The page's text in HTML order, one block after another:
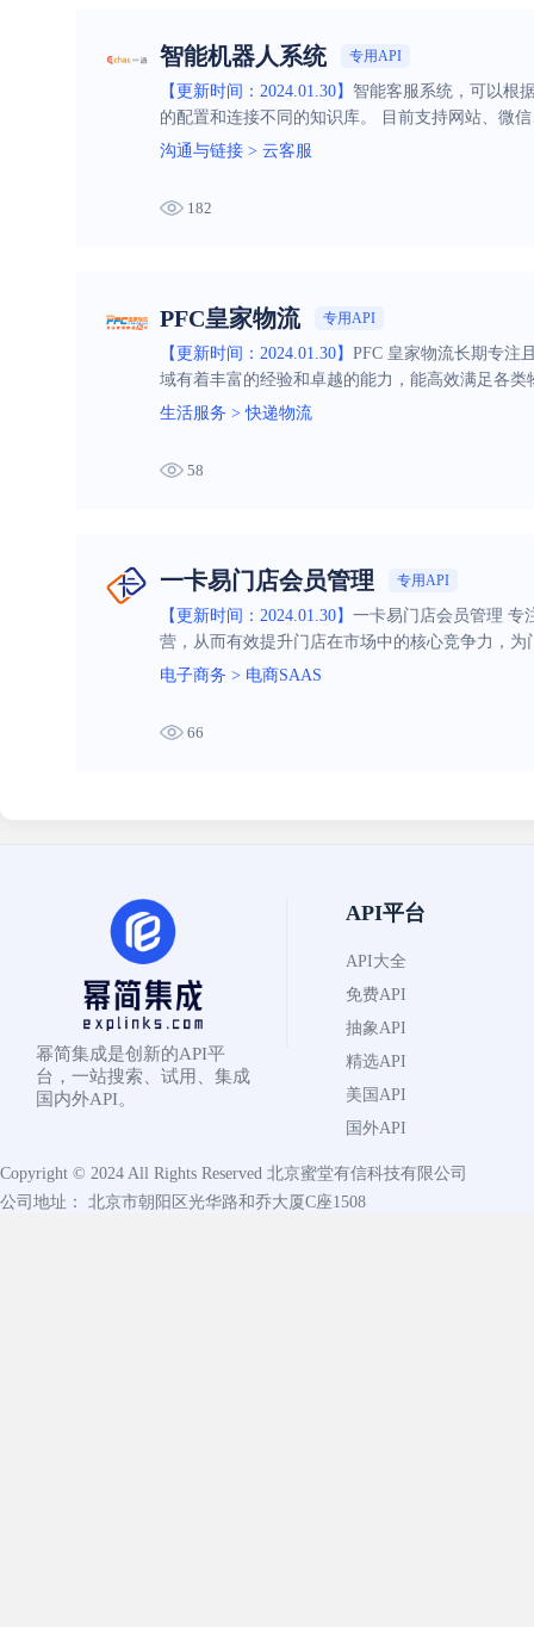
智能机器人系统 专用API
【更新时间：2024.01.30】 智能客服系统，可以根
的配置和连接不同的知识库。 目前支持网站、微
沟通与链接 > 云客服
182
PFC皇家物流 专用API
【更新时间：2024.01.30】 PFC 皇家物流长期专注
域有着丰富的经验和卓越的能力，能高效满足各
生活服务 >快递物流
58
一卡易门店会员管理 专用API
【更新时间：2024.01.30】 一卡易门店会员管理 专
营，从而有效提升门店在市场中的核心竞争力，
电子商务 > 电商SAAS
66
幂简集成是创新的API平
台，一站搜索、试用、集成
国内外API。
API平台
API大全
免费API
抽象API
精选API
美国API
国外API
Copyright © 2024 All Rights Reserved 北京蜜堂有信科技有限公司
公司地址： 北京市朝阳区光华路和乔大厦C座1508